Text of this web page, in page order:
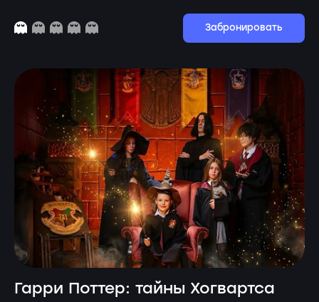
Забронировать
Гарри Поттер: тайны Хогвартса